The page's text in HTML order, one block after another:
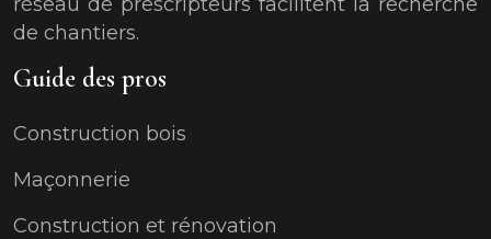
de chantiers.
Guide des pros
Construction bois
Maçonnerie
Construction et rénovation